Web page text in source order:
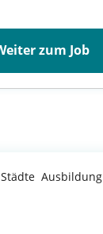
zum Job
Ausbildung